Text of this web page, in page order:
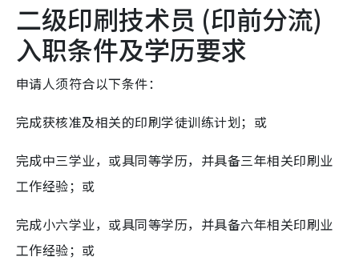
二级印刷技术员 (印前分流)
入职条件及学历要求
申请人须符合以下条件：
完成获核准及相关的印刷学徒训练计划；或
完成中三学业，或具同等学历，并具备三年相关印刷业
工作经验；或
完成小六学业，或具同等学历，并具备六年相关印刷业
工作经验；或